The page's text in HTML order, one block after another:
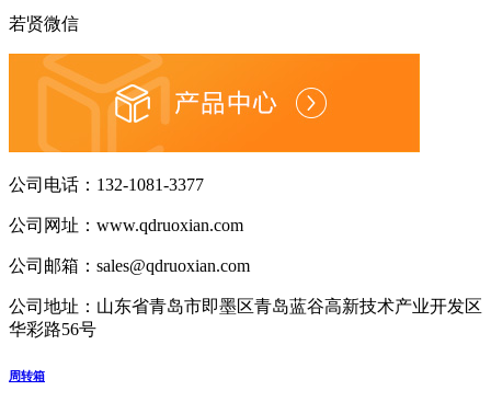
若贤微信
公司电话： 132-1081-3377
公司网址： www.qdruoxian.com
公司邮箱： sales@qdruoxian.com
公司地址： 山东省青岛市即墨区青岛蓝谷高新技术产业开发区
华彩路56号
周转箱